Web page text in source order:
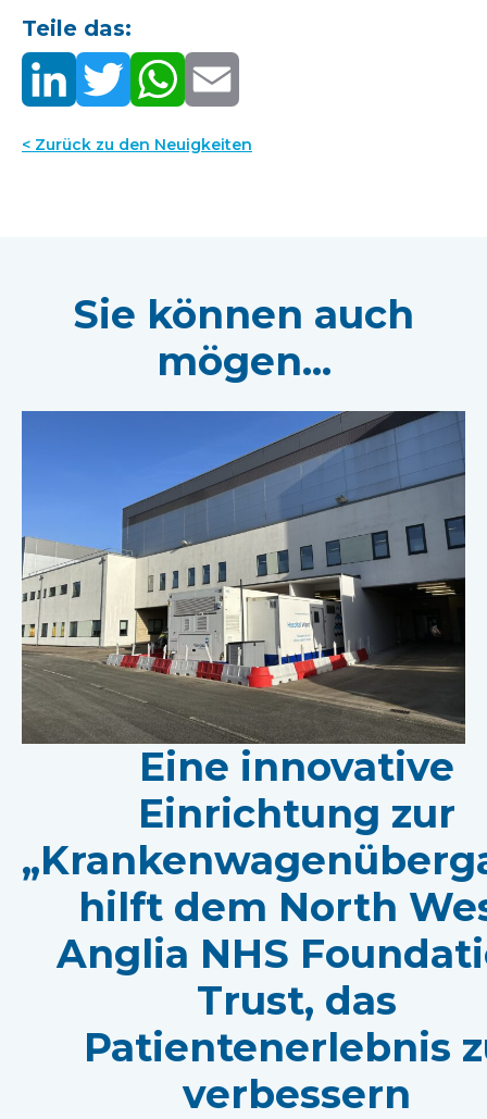
Teile das:
< Zurück zu den Neuigkeiten
Sie können auch
mögen...
Eine innovative
Einrichtung zur
hilft dem North
Anglia NHS
Trust, das
Patientenerlebnis
verbessern